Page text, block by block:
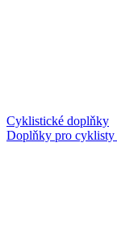
Cyklistické doplňky
Doplňky pro cyklisty